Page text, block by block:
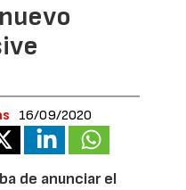
16/09/2020
de anunciar el